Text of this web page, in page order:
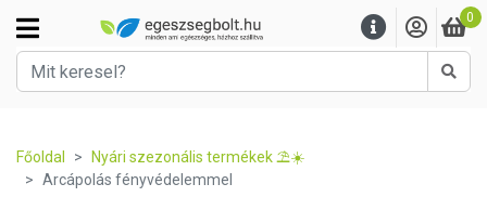
0
Főoldal
Nyári szezonális termékek ⛱️☀️
Arcápolás fényvédelemmel